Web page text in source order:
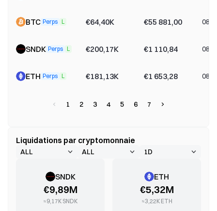
BTC Perps L €64,40K €55 881,00 08-
SNDK Perps L €200,17K €1 110,84 08-
ETH Perps L €181,13K €1 653,28 08-
1 2 3 4 5 6 7
Liquidations par cryptomonnaie
SNDK
€9,89M
≈9,17K SNDK
ETH
€5,32M
≈3,22K ETH